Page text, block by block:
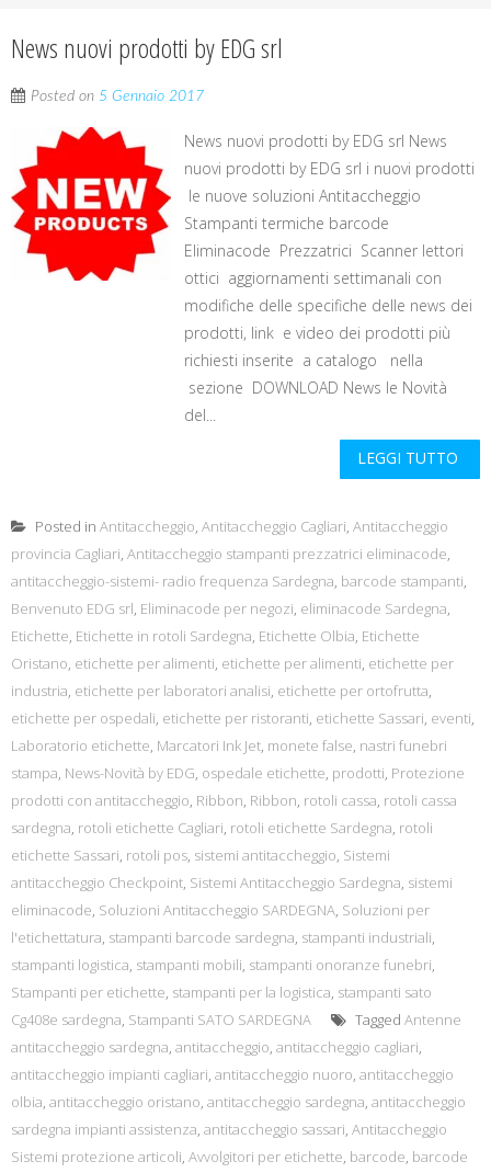
News nuovi prodotti by EDG srl
Posted on 5 Gennaio 2017
News nuovi prodotti by EDG srl News
nuovi prodotti by EDG srl i nuovi prodotti
le nuove soluzioni Antitaccheggio
Stampanti termiche barcode
Eliminacode Prezzatrici Scanner lettori
ottici aggiornamenti settimanali con
modifiche delle specifiche delle news dei
prodotti, link e video dei prodotti più
richiesti inserite a catalogo nella
sezione DOWNLOAD News le Novità
del...
LEGGI TUTTO
Posted in Antitaccheggio, Antitaccheggio Cagliari, Antitaccheggio
provincia Cagliari, Antitaccheggio stampanti prezzatrici eliminacode,
antitaccheggio-sistemi- radio frequenza Sardegna, barcode stampanti,
Benvenuto EDG srl, Eliminacode per negozi, eliminacode Sardegna,
Etichette, Etichette in rotoli Sardegna, Etichette Olbia, Etichette
Oristano, etichette per alimenti, etichette per alimenti, etichette per
industria, etichette per laboratori analisi, etichette per ortofrutta,
etichette per ospedali, etichette per ristoranti, etichette Sassari, eventi,
Laboratorio etichette, Marcatori Ink Jet, monete false, nastri funebri
stampa, News-Novità by EDG, ospedale etichette, prodotti, Protezione
prodotti con antitaccheggio, Ribbon, Ribbon, rotoli cassa, rotoli cassa
sardegna, rotoli etichette Cagliari, rotoli etichette Sardegna, rotoli
etichette Sassari, rotoli pos, sistemi antitaccheggio, Sistemi
antitaccheggio Checkpoint, Sistemi Antitaccheggio Sardegna, sistemi
eliminacode, Soluzioni Antitaccheggio SARDEGNA, Soluzioni per
l'etichettatura, stampanti barcode sardegna, stampanti industriali,
stampanti logistica, stampanti mobili, stampanti onoranze funebri,
Stampanti per etichette, stampanti per la logistica, stampanti sato
Cg408e sardegna, Stampanti SATO SARDEGNA Tagged Antenne
antitaccheggio sardegna, antitaccheggio, antitaccheggio cagliari,
antitaccheggio impianti cagliari, antitaccheggio nuoro, antitaccheggio
olbia, antitaccheggio oristano, antitaccheggio sardegna, antitaccheggio
sardegna impianti assistenza, antitaccheggio sassari, Antitaccheggio
Sistemi protezione articoli, Avvolgitori per etichette, barcode, barcode